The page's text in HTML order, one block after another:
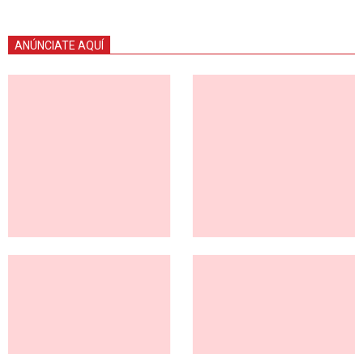
ANÚNCIATE AQUÍ